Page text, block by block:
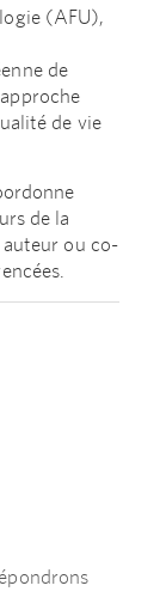
(AFU),
de
de vie
de la
auteur ou co-